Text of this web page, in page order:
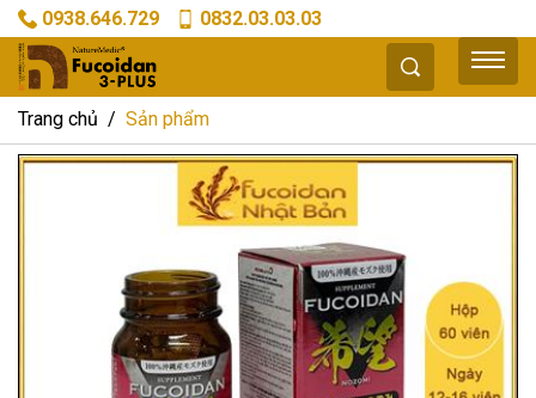
0938.646.729 0832.03.03.03
Trang chủ Sản phẩm